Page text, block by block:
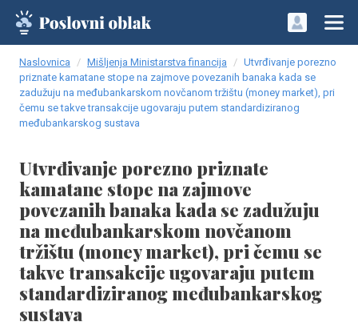
Naslovnica Mišljenja Ministarstva financija
Utvrđivanje porezno
priznate kamatane stope na zajmove povezanih banaka kada se
zadužuju na međubankarskom novčanom tržištu (money market), pri
čemu se takve transakcije ugovaraju putem standardiziranog
međubankarskog sustava
Utvrđivanje porezno priznate
kamatane stope na zajmove
povezanih banaka kada se zadužuju
na međubankarskom novčanom
tržištu (money market), pri čemu se
takve transakcije ugovaraju putem
standardiziranog međubankarskog
sustava